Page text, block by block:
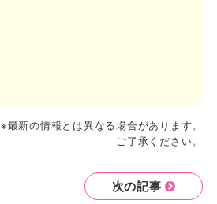
※最新の情報とは異なる場合があります。
ご了承ください。
次の記事